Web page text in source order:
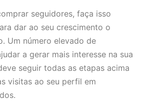
seguidores, faça isso
dar ao seu crescimento o
Um número elevado de
a gerar mais interesse na sua
seguir todas as etapas acima
visitas ao seu perfil em